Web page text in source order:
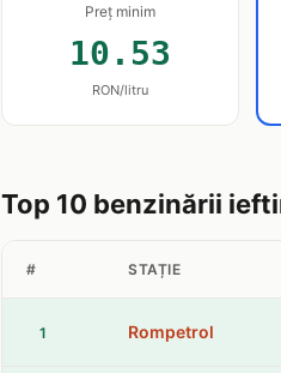
Preț minim
10.53
RON/litru
Top 10 benzinării
# STAȚIE
1 Rompetrol